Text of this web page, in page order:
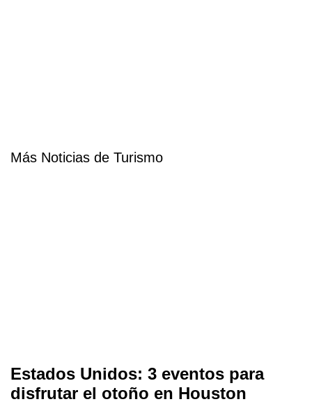
Más Noticias de Turismo
Estados Unidos: 3 eventos para
disfrutar el otoño en Houston